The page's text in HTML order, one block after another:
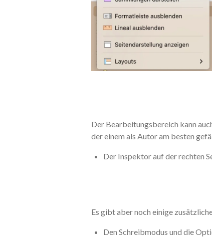
Der Bearbeitungsbereich kann
der einem als Autor am besten
Der Inspektor auf der rechten
Es gibt aber noch einige
Den Schreibmodus und die